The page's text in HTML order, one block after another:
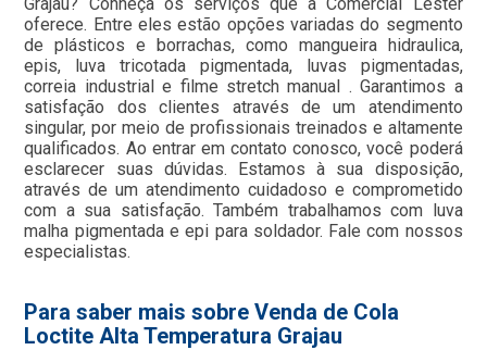
oferece. Entre eles estão opções variadas do segmento
de plásticos e borrachas, como mangueira hidraulica,
epis, luva tricotada pigmentada, luvas pigmentadas,
correia industrial e filme stretch manual . Garantimos a
satisfação dos clientes através de um atendimento
singular, por meio de profissionais treinados e altamente
qualificados. Ao entrar em contato conosco, você poderá
esclarecer suas dúvidas. Estamos à sua disposição,
através de um atendimento cuidadoso e comprometido
com a sua satisfação. Também trabalhamos com luva
malha pigmentada e epi para soldador. Fale com nossos
especialistas.
Para saber mais sobre Venda de Cola
Loctite Alta Temperatura Grajau